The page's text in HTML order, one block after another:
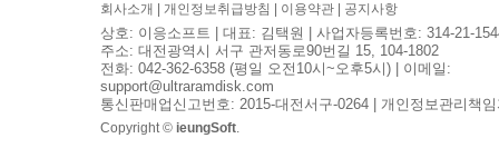
회사소개 개인정보취급방침 이용약관 공지사항
상호: 이응소프트 | 대표: 김택원 | 사업자등록번호: 314-21-
주소: 대전광역시 서구 관저동로90번길 15, 104-1802
전화: 042-362-6358 (평일 오전10시~오후5시) | 이메일:
support@ultraramdisk.com
통신판매업신고번호: 2015-대전서구-0264 | 개인정보관리책
Copyright © ieungSoft.